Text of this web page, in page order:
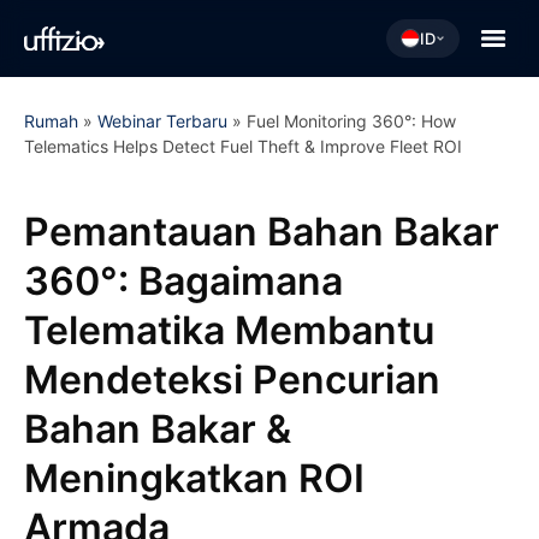
ID
Rumah » Webinar Terbaru » Fuel Monitoring 360°: How
Telematics Helps Detect Fuel Theft & Improve Fleet ROI
Pemantauan Bahan Bakar
360°: Bagaimana
Telematika Membantu
Mendeteksi Pencurian
Bahan Bakar &
Meningkatkan ROI
Armada